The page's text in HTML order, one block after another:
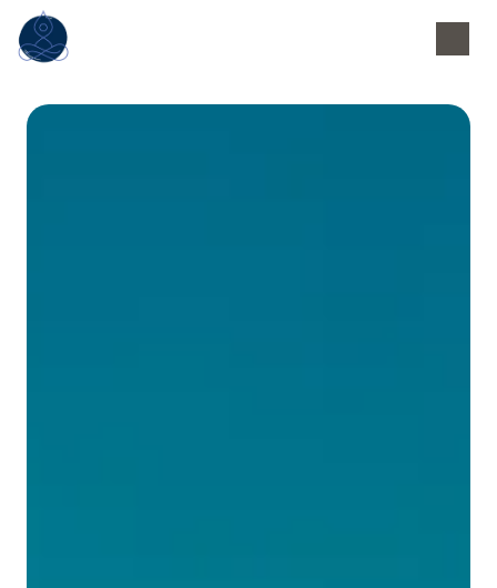
Panneau de gestion des cookies